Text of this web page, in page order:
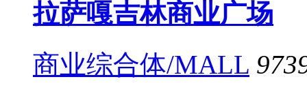
拉萨嘎吉林商业广场
商业综合体/MALL